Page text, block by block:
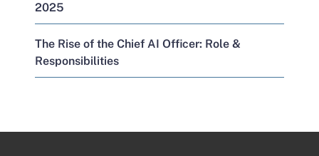
2025
The Rise of the Chief AI Officer: Role &
Responsibilities